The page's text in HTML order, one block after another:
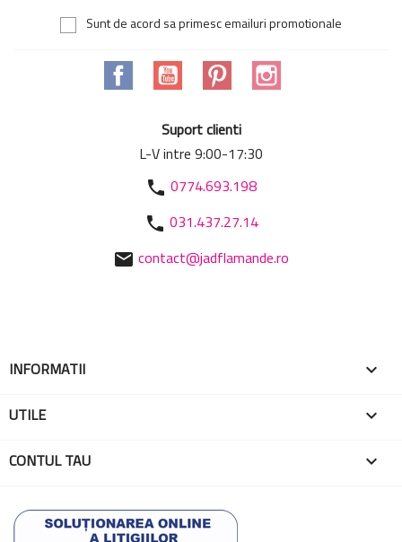
Sunt de acord sa primesc emailuri promotionale
Facebook YouTube Pinterest
Suport clienti
L-V intre 9:00-17:30
phone 0774.693.198
phone 031.437.27.14
mail contact@jadflamande.ro
INFORMATII 
UTILE 
CONTUL TAU 